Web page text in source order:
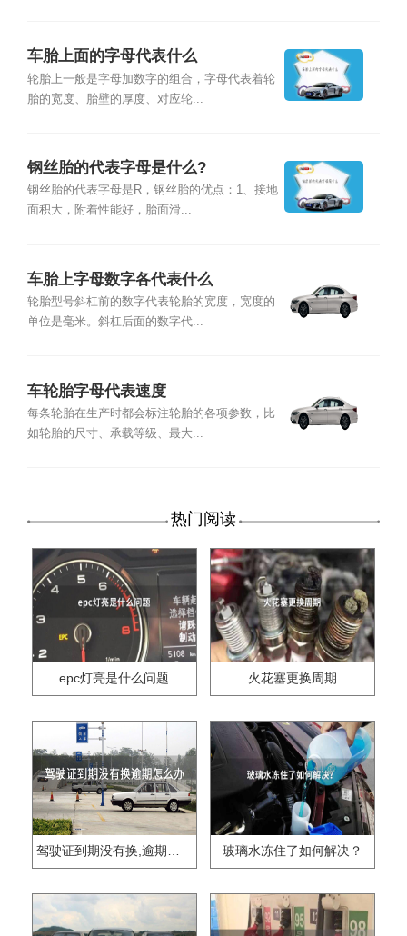
车胎上面的字母代表什么
轮胎上一般是字母加数字的组合，字母代表着轮
胎的宽度、胎壁的厚度、对应轮...
钢丝胎的代表字母是什么?
钢丝胎的代表字母是R，钢丝胎的优点：1、接地
面积大，附着性能好，胎面滑...
车胎上字母数字各代表什么
轮胎型号斜杠前的数字代表轮胎的宽度，宽度的
单位是毫米。斜杠后面的数字代...
车轮胎字母代表速度
每条轮胎在生产时都会标注轮胎的各项参数，比
如轮胎的尺寸、承载等级、最大...
热门阅读
epc灯亮是什么问题 火花塞更换周期
驾驶证到期没有换,逾期怎么办?? 玻璃水冻住了如何解决？